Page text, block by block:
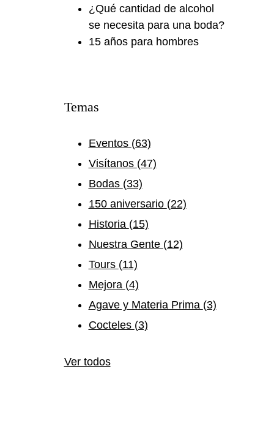
¿Qué cantidad de alcohol
se necesita para una boda?
15 años para hombres
Temas
Eventos (63)
Visítanos (47)
Bodas (33)
150 aniversario (22)
Historia (15)
Nuestra Gente (12)
Tours (11)
Mejora (4)
Agave y Materia Prima (3)
Cocteles (3)
Ver todos